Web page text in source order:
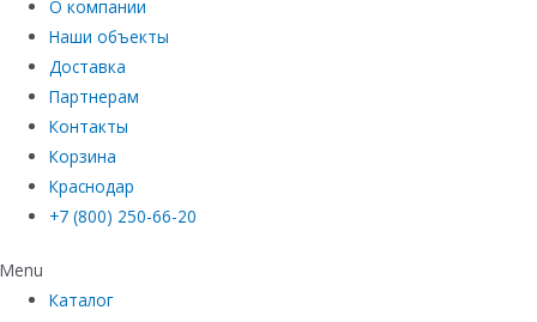
О компании
Наши объекты
Доставка
Партнерам
Контакты
Корзина
Краснодар
+7 (800) 250-66-20
Menu
Каталог